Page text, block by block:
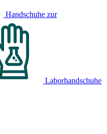
Handschuhe zur
Laborhandschuhe